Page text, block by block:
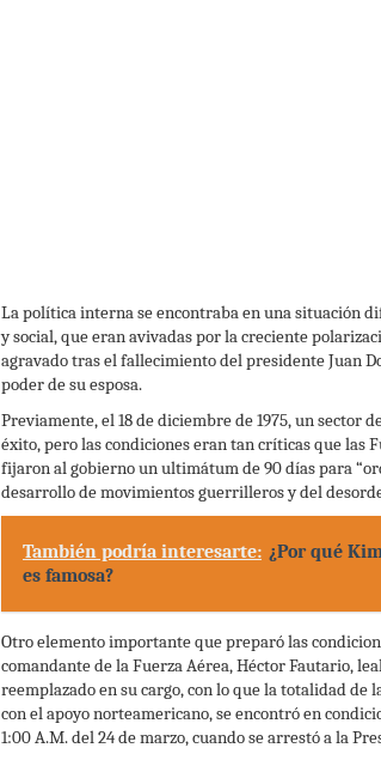
La política interna se encontraba en una situación
y social, que eran avivadas por la creciente
agravado tras el fallecimiento del presidente Juan
poder de su esposa.
Previamente, el 18 de diciembre de 1975, un sector
éxito, pero las condiciones eran tan críticas que las
fijaron al gobierno un ultimátum de 90 días para
desarrollo de movimientos guerrilleros y del
También podría interesarte: ¿Por qué
es famosa?
Otro elemento importante que preparó las
comandante de la Fuerza Aérea, Héctor Fautario,
reemplazado en su cargo, con lo que la totalidad de
con el apoyo norteamericano, se encontró en
1:00 A.M. del 24 de marzo, cuando se arrestó a la